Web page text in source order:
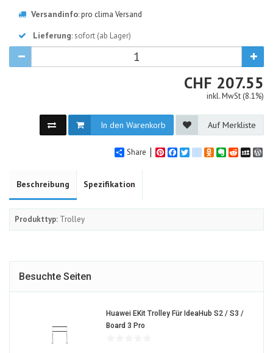
Versandinfo:pro clima Versand
Lieferung: sofort (ab Lager)
CHF CHF
207.55
inkl. MwSt (8.1%)
In den Warenkorb Auf Merkliste
Share PinterestFacebook
Twittergoogle_bookmarks
Odnoklassniki
Evernote
Reddit
Beschreibung Spezifikation
Produkttyp: Trolley
Besuchte Seiten
Huawei EKit Trolley Für IdeaHub S2 / S3 /
Board 3 Pro